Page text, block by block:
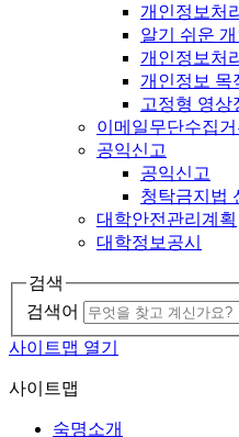
개인정보처
알기 쉬운
개인정보처
개인정보 목
고정형 영상
이메일무단수집
공익신고
공익신고
청탁금지법
대학안전관리계획
대학정보공시
검색
검색어
사이트맵 열기
사이트맵
숙명소개